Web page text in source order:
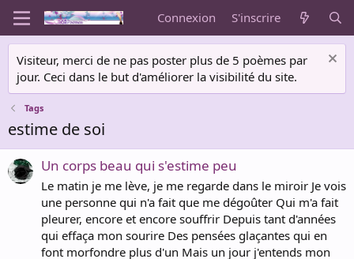
Connexion S'inscrire
Visiteur, merci de ne pas poster plus de 5 poèmes par
jour. Ceci dans le but d'améliorer la visibilité du site.
Tags
estime de soi
Un corps beau qui s'estime peu
Le matin je me lève, je me regarde dans le miroir Je vois
une personne qui n'a fait que me dégoûter Qui m'a fait
pleurer, encore et encore souffrir Depuis tant d'années
qui effaça mon sourire Des pensées glaçantes qui en
font morfondre plus d'un Mais un jour j'entends mon